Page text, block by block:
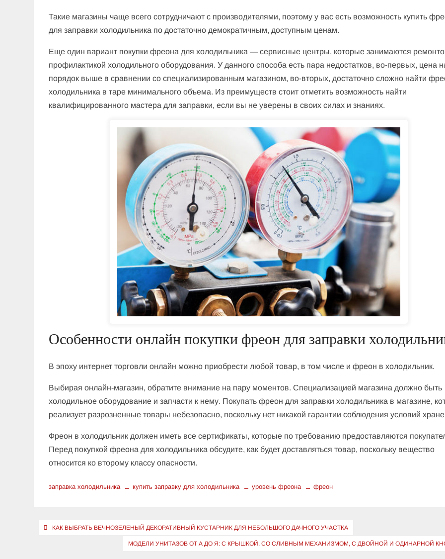
Такие магазины чаще всего сотрудничают с производителями, поэтому у вас есть возможность купить
для заправки холодильника по достаточно демократичным, доступным ценам.
Еще один вариант покупки фреона для холодильника — сервисные центры, которые занимаются
профилактикой холодильного оборудования. У данного способа есть пара недостатков, во-первых, цена
порядок выше в сравнении со специализированным магазином, во-вторых, достаточно сложно найти
холодильника в таре минимального объема. Из преимуществ стоит отметить возможность найти
квалифицированного мастера для заправки, если вы не уверены в своих силах и знаниях.
Особенности онлайн покупки фреон для заправки
В эпоху интернет торговли онлайн можно приобрести любой товар, в том числе и фреон в холодильник.
Выбирая онлайн-магазин, обратите внимание на пару моментов. Специализацией магазина должно быть
холодильное оборудование и запчасти к нему. Покупать фреон для заправки холодильника в магазине,
реализует разрозненные товары небезопасно, поскольку нет никакой гарантии соблюдения условий
Фреон в холодильник должен иметь все сертификаты, которые по требованию предоставляются
Перед покупкой фреона для холодильника обсудите, как будет доставляться товар, поскольку вещество
относится ко второму классу опасности.
заправка холодильника купить заправку для холодильника уровень фреона фреон
Навигация
КАК ВЫБРАТЬ ВЕЧНОЗЕЛЕНЫЙ ДЕКОРАТИВНЫЙ КУСТАРНИК ДЛЯ НЕБОЛЬШОГО ДАЧНОГО УЧАСТКА
МОДЕЛИ УНИТАЗОВ ОТ А ДО Я: С КРЫШКОЙ, СО СЛИВНЫМ МЕХАНИЗМОМ, С ДВОЙНОЙ И ОДИНАРНОЙ